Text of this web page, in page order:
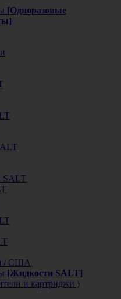
[Одноразовые
SALT
/ США
[Жидкости SALT]
и картриджи )